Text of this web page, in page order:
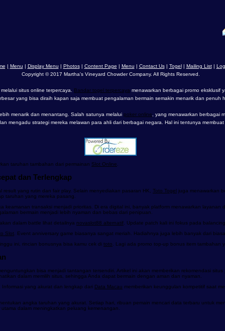
| Menu | Display Menu | Photos | Content Page | Menu | Contact Us | Togel | Mailing List |
Copyright © 2017 Martha's Vineyard Chowder Company. All Rights Reserved.
situs online terpercaya. Bandar togel terpercaya menawarkan berbagai promo eksklusif
yang bisa diraih kapan saja membuat pengalaman bermain semakin menarik dan penuh
menarik dan menantang. Salah satunya melalui poker online , yang menawarkan berbagai
mengadu strategi mereka melawan para ahli dari berbagai negara. Hal ini tentunya
taruhan tambahan dari permainan Slot Online
dan Terlengkap
yang rutin dan fair play. Selain menyediakan pasaran HK, Toto Togel juga menawarkan
taruhan yang mereka pasang.
transaksi menjadi prioritas. Di era digital ini, banyak platform menawarkan layanan
bermain menjadi lebih nyaman dan bebas dari penipuan.
dalam battle lihat detailnya novaslot88 alternatif . Update patch kali ini fokus pada
Slot . Event anniversary game biasanya sangat meriah. Hadiahnya juga lebih banyak dari
ini, rincian bonusnya bisa kamu cek di toto . Lagi ada promo top-up bonus item
bisa menjadi tantangan tersendiri. Artikel ini akan memberikan rekomendasi situs
dalam memilih situs, sehingga Anda dapat bermain dengan aman dan nyaman.
yang akurat dan lengkap dari Data Macau memberikan keunggulan kompetitif saat
angka taruhan yang akurat. Setiap hari, ribuan pemain mencari data terbaru untuk
dalam meningkatkan peluang kemenangan.